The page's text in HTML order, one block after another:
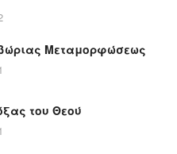
Μεταμορφώσεως
του Θεού